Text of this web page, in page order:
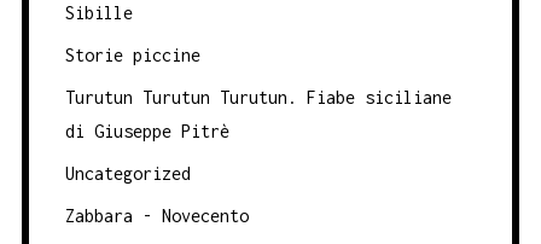
Sibille
Storie piccine
Turutun Turutun Turutun. Fiabe siciliane
di Giuseppe Pitrè
Uncategorized
Zabbara - Novecento